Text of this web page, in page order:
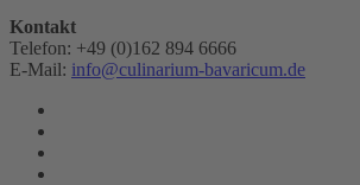
Kontakt
Telefon: +49 (0)162 894 6666
E-Mail: info@culinarium-bavaricum.de